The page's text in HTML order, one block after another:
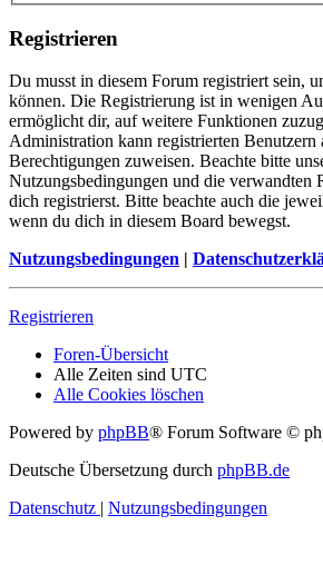
Registrieren
Du musst in diesem Forum registriert sein,
können. Die Registrierung ist in wenigen
ermöglicht dir, auf weitere Funktionen
Administration kann registrierten Benutzern
Berechtigungen zuweisen. Beachte bitte
Nutzungsbedingungen und die verwandten
dich registrierst. Bitte beachte auch die
wenn du dich in diesem Board bewegst.
Nutzungsbedingungen |
Registrieren
Foren-Übersicht
Alle Zeiten sind UTC
Alle Cookies löschen
Powered by phpBB® Forum Software ©
Deutsche Übersetzung durch phpBB.de
Datenschutz | Nutzungsbedingungen